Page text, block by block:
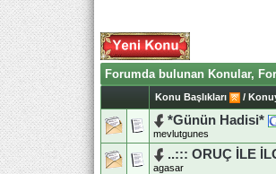
Forumda bulunan Konular,
Konu Başlıkları /
*Günün Hadisi*
mevlutgunes
..::: ORUÇ İLE
agasar